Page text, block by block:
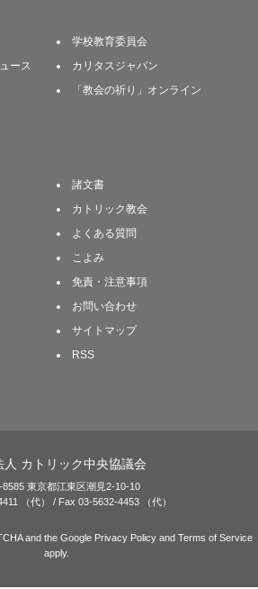
学校教育委員会
ース
カリタスジャパン
「教会の祈り」オンライン
諸文書
カトリック教会
よくある質問
こよみ
免責・注意事項
お問い合わせ
サイトマップ
RSS
人 カトリック中央協議会
8585 東京都江東区潮見2-10-10
（代） / Fax 03-5632-4453 （代）
and the Google Privacy Policy and Terms of Service
apply.